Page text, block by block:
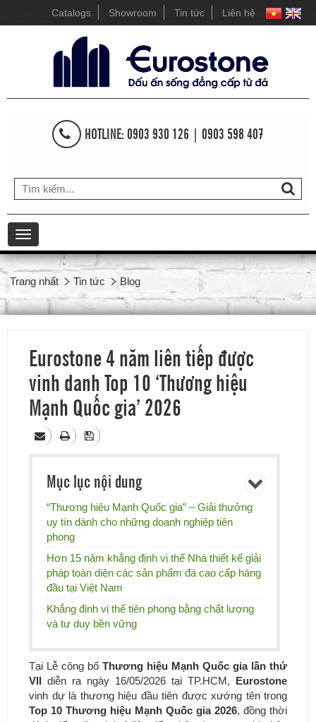
Catalogs Showroom Tin tức Liên hệ
HOTLINE: 0903 930 126 | 0903 598 407
Toggle
navigation
Trang nhất Tin tức Blog
Eurostone 4 năm liên tiếp được
vinh danh Top 10 ‘Thương hiệu
Mạnh Quốc gia’ 2026
Mục lục nội dung
“Thương hiệu Mạnh Quốc gia” – Giải thưởng
uy tín dành cho những doanh nghiệp tiên
phong
Hơn 15 năm khẳng định vị thế Nhà thiết kế giải
pháp toàn diện các sản phẩm đá cao cấp hàng
đầu tại Việt Nam
Khẳng định vị thế tiên phong bằng chất lượng
và tư duy bền vững
Tại Lễ công bố Thương hiệu Mạnh Quốc gia lần thứ
VII diễn ra ngày 16/05/2026 tại TP.HCM, Eurostone
vinh dự là thương hiệu đầu tiên được xướng tên trong
Top 10 Thương hiệu Mạnh Quốc gia 2026, đồng thời